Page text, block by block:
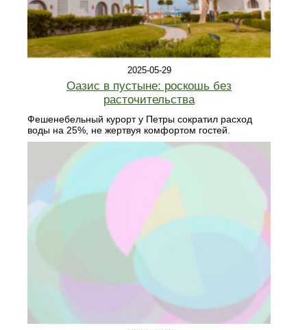
2025-05-29
Оазис в пустыне: роскошь без
расточительства
Фешенебельный курорт у Петры сократил расход
воды на 25%, не жертвуя комфортом гостей.